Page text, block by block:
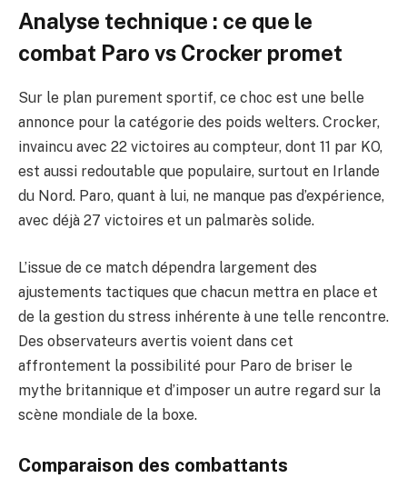
Analyse technique : ce que le
combat Paro vs Crocker promet
Sur le plan purement sportif, ce choc est une belle
annonce pour la catégorie des poids welters. Crocker,
invaincu avec 22 victoires au compteur, dont 11 par KO,
est aussi redoutable que populaire, surtout en Irlande
du Nord. Paro, quant à lui, ne manque pas d’expérience,
avec déjà 27 victoires et un palmarès solide.
L’issue de ce match dépendra largement des
ajustements tactiques que chacun mettra en place et
de la gestion du stress inhérente à une telle rencontre.
Des observateurs avertis voient dans cet
affrontement la possibilité pour Paro de briser le
mythe britannique et d’imposer un autre regard sur la
scène mondiale de la boxe.
Comparaison des combattants